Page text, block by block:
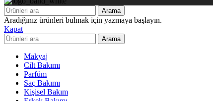
Arama
Aradığınız ürünleri bulmak için yazmaya başlayın.
Kapat
Arama
Makyaj
Cilt Bakımı
Parfüm
Saç Bakımı
Kişisel Bakım